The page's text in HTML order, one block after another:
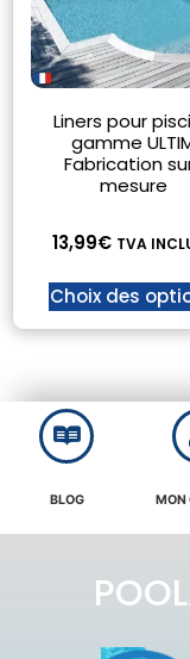
Liners pour
gamme
Fabrication
mesure
13,99€ TVA
Choix des
BLOG MON